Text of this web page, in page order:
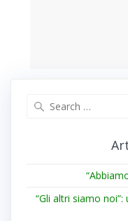
“Gli altri siamo